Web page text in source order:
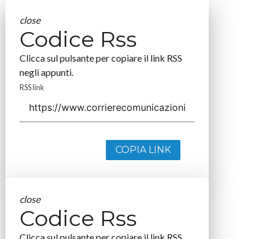
close
Codice Rss
Clicca sul pulsante per copiare il link RSS
negli appunti.
RSS link
COPIA LINK
close
Codice Rss
Clicca sul pulsante per copiare il link RSS